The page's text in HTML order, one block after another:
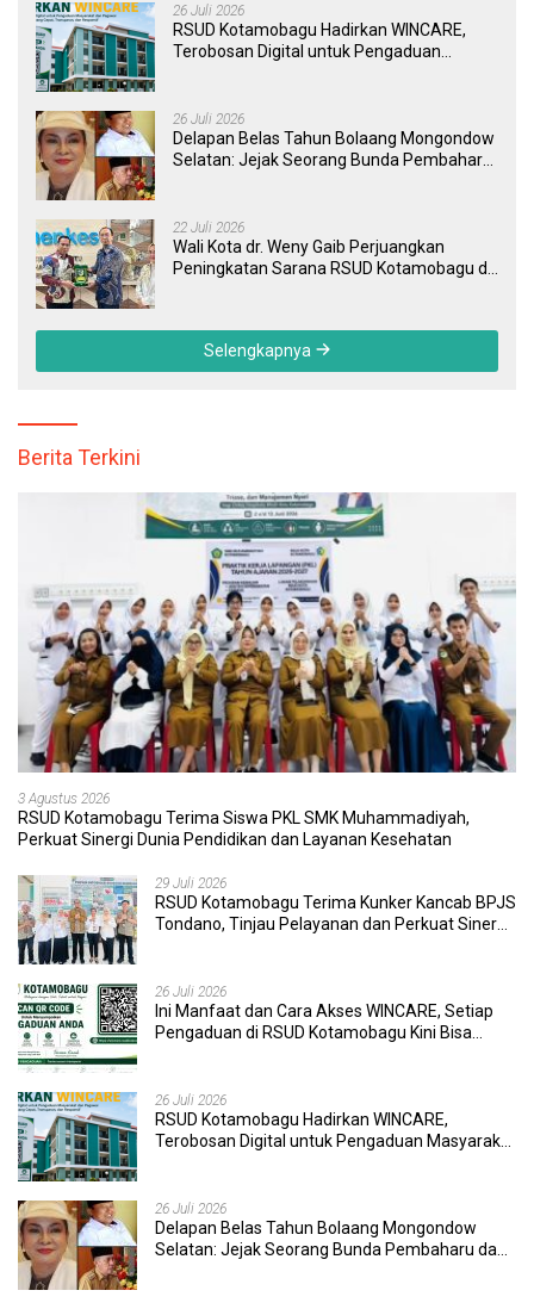
26 Juli 2026
RSUD Kotamobagu Hadirkan WINCARE,
Terobosan Digital untuk Pengaduan
26 Juli 2026
Delapan Belas Tahun Bolaang Mongondow
Selatan: Jejak Seorang Bunda Pembaharu
22 Juli 2026
Wali Kota dr. Weny Gaib Perjuangkan
Peningkatan Sarana RSUD Kotamobagu di
Selengkapnya
Berita Terkini
3 Agustus 2026
RSUD Kotamobagu Terima Siswa PKL SMK Muhammadiyah,
Perkuat Sinergi Dunia Pendidikan dan Layanan Kesehatan
29 Juli 2026
RSUD Kotamobagu Terima Kunker Kancab BPJS
Tondano, Tinjau Pelayanan dan Perkuat Sinergi
26 Juli 2026
Ini Manfaat dan Cara Akses WINCARE, Setiap
Pengaduan di RSUD Kotamobagu Kini Bisa
26 Juli 2026
RSUD Kotamobagu Hadirkan WINCARE,
Terobosan Digital untuk Pengaduan Masyarakat
26 Juli 2026
Delapan Belas Tahun Bolaang Mongondow
Selatan: Jejak Seorang Bunda Pembaharu dan